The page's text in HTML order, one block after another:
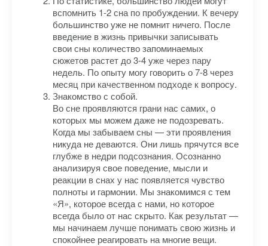
вспомнить 1-2 сна по пробуждении. К вечеру
большинство уже не помнит ничего. После
введение в жизнь привычки записывать
свои сны количество запоминаемых
сюжетов растет до 3-4 уже через пару
недель. По опыту могу говорить о 7-8 через
месяц при качественном подходе к вопросу.
Знакомство с собой.
Во сне проявляются грани нас самих, о
которых мы можем даже не подозревать.
Когда мы забываем сны — эти проявления
никуда не деваются. Они лишь прячутся все
глубже в недри подсознания. Осознанно
анализируя свое поведение, мысли и
реакции в снах у нас появляется чувство
полноты и гармонии. Мы знакомимся с тем
«Я», которое всегда с нами, но которое
всегда было от нас скрыто. Как результат —
мы начинаем лучше понимать свою жизнь и
спокойнее реагировать на многие вещи.